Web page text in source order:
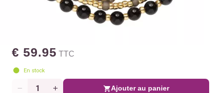
€ 59.95 TTC
En stock
Quantité Ajouter au panier